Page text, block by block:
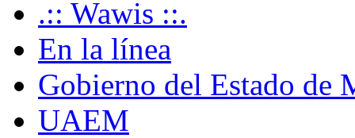
.:: Wawis ::.
En la línea
Gobierno del Estado de
UAEM